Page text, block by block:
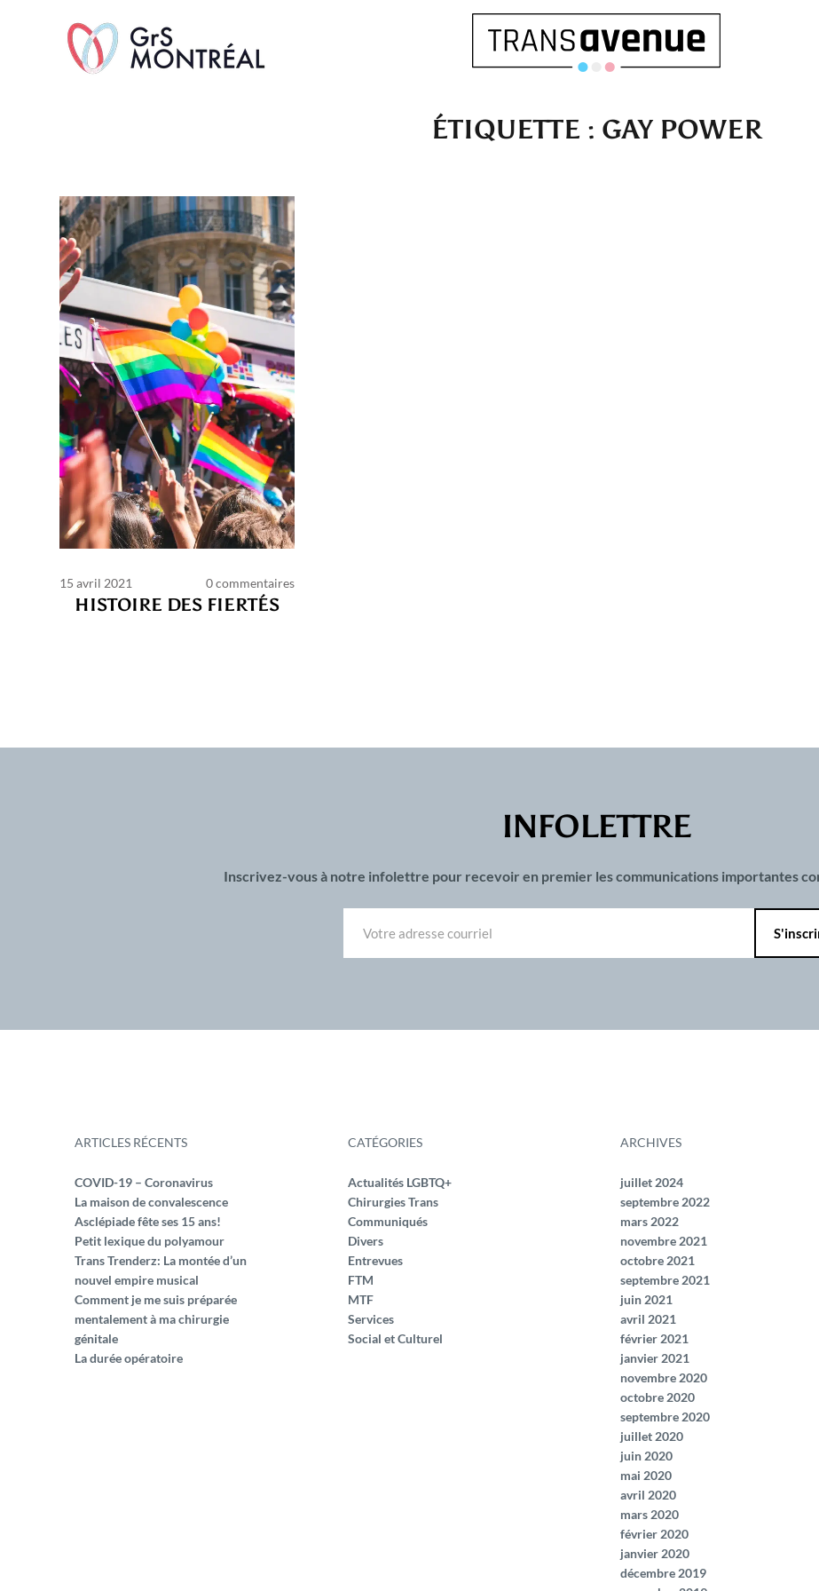
ÉTIQUETTE : GAY POWER
15 avril 2021 0 commentaires
HISTOIRE DES FIERTÉS
INFOLETTRE
Inscrivez-vous à notre infolettre pour recevoir en premier les communications importantes
ARTICLES RÉCENTS
COVID-19 – Coronavirus
La maison de convalescence
Asclépiade fête ses 15 ans!
Petit lexique du polyamour
Trans Trenderz: La montée d’un
nouvel empire musical
Comment je me suis préparée
mentalement à ma chirurgie
génitale
La durée opératoire
CATÉGORIES
Actualités LGBTQ+
Chirurgies Trans
Communiqués
Divers
Entrevues
FTM
MTF
Services
Social et Culturel
ARCHIVES
juillet 2024
septembre 2022
mars 2022
novembre 2021
octobre 2021
septembre 2021
juin 2021
avril 2021
février 2021
janvier 2021
novembre 2020
octobre 2020
septembre 2020
juillet 2020
juin 2020
mai 2020
avril 2020
mars 2020
février 2020
janvier 2020
décembre 2019